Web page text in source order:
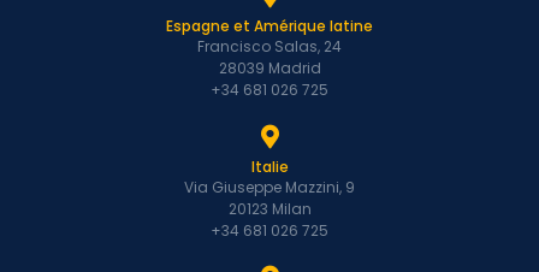
Espagne et Amérique latine
Francisco Salas, 24
28039 Madrid
+34 681 026 725
Italie
Via Giuseppe Mazzini, 9
20123 Milan
+34 681 026 725